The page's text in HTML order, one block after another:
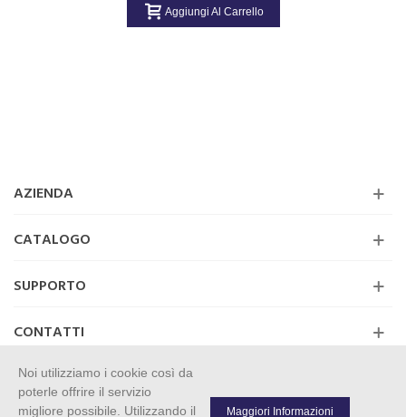
Aggiungi Al Carrello
AZIENDA
CATALOGO
SUPPORTO
CONTATTI
Noi utilizziamo i cookie così da
poterle offrire il servizio
migliore possibile. Utilizzando il
Maggiori Informazioni